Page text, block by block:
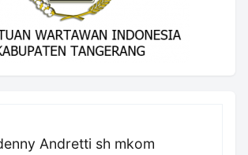
Andretti sh mkom